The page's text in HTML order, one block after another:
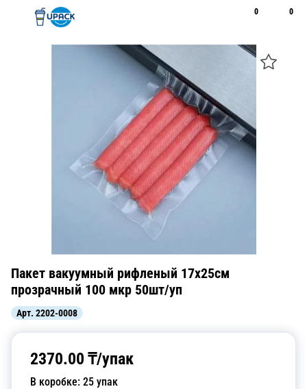
0 0
Пакет вакуумный рифленый 17х25см
прозрачный 100 мкр 50шт/уп
Арт. 2202-0008
2370.00 ₸/упак
В коробке: 25 упак